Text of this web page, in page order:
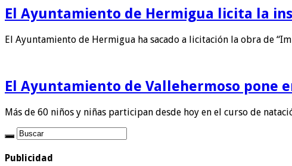
El Ayuntamiento de Hermigua licita la
El Ayuntamiento de Hermigua ha sacado a licitación la obra de
El Ayuntamiento de Vallehermoso pone
Más de 60 niños y niñas participan desde hoy en el curso de
Publicidad